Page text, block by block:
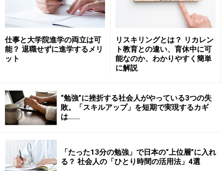
予備校では、デッサンの基礎、道具の扱い方などを徹底
的にたたきこまれましたが、仕事とは全く違った世界は
新鮮で、とにかく楽しかったですよ。やはりプロに学ん
だおかげで、効率よく受験準備を進めていけました。費
用は授業料が7万円で、それ以外に材料費が多少かかり
ました。
美術史等は、美大進学後に授業で学びました。受験には
全く関係なかったので特に気にしませんでした。
英語は月に1～2回、大学時代の先生にみてもらい、基本
仕事と大学院進学の両立は可
能？ 退職せずに進学するメリ
ット
リスキリングとは？ リカレン
ト教育との違い、育休中に可
能なのか、わかりやすく簡単
に解説
“勉強”に挫折する社会人がやっている3つの失
敗。「スキルアップ」を短期で実現するカギ
は……
「たった13分の勉強」で日本の“上位層”に入れ
る？ 社会人の「ひとり時間の活用法」4選